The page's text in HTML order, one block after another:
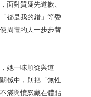
面對質疑先道歉、
都是我的錯」等委
周遭的人一步步替
她一味順從與道
係中，則把「無性
滿與憤怒藏在體貼